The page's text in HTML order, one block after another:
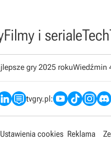
Filmy i serialeTech
gry 2025 rokuWiedźmin
tvgry.pl:
Ustawienia cookies Reklama